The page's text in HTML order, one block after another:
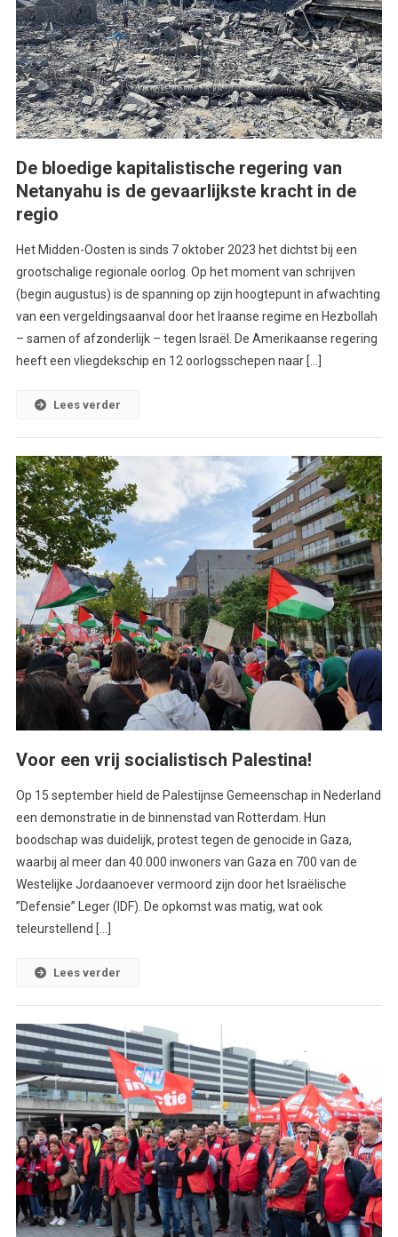
De bloedige kapitalistische regering van
Netanyahu is de gevaarlijkste kracht in de
regio
Het Midden-Oosten is sinds 7 oktober 2023 het dichtst bij een
grootschalige regionale oorlog. Op het moment van schrijven
(begin augustus) is de spanning op zijn hoogtepunt in afwachting
van een vergeldingsaanval door het Iraanse regime en Hezbollah
– samen of afzonderlijk – tegen Israël. De Amerikaanse regering
heeft een vliegdekschip en 12 oorlogsschepen naar […]
Lees verder
Voor een vrij socialistisch Palestina!
Op 15 september hield de Palestijnse Gemeenschap in Nederland
een demonstratie in de binnenstad van Rotterdam. Hun
boodschap was duidelijk, protest tegen de genocide in Gaza,
waarbij al meer dan 40.000 inwoners van Gaza en 700 van de
Westelijke Jordaanoever vermoord zijn door het Israëlische
”Defensie” Leger (IDF). De opkomst was matig, wat ook
teleurstellend […]
Lees verder